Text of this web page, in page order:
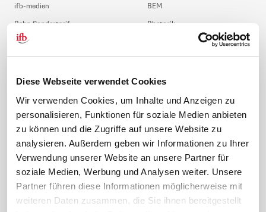
Diese Webseite verwendet Cookies
Wir verwenden Cookies, um Inhalte und Anzeigen zu
personalisieren, Funktionen für soziale Medien anbieten
zu können und die Zugriffe auf unsere Website zu
analysieren. Außerdem geben wir Informationen zu Ihrer
Verwendung unserer Website an unsere Partner für
soziale Medien, Werbung und Analysen weiter. Unsere
Partner führen diese Informationen möglicherweise mit
weiteren Daten zusammen, die Sie ihnen bereitgestellt
ifb-medien
Bahn Sondertarif
meinifb
FAQ
ifb-App Betriebsrat360
BEM
Rhetorik
JAV-Wahl
News. Wissen. Themen.
Lexikon
Rechtsprechung
Gesetze
Folgen Sie uns
Sicherheit durch geprüfte
Qualität!